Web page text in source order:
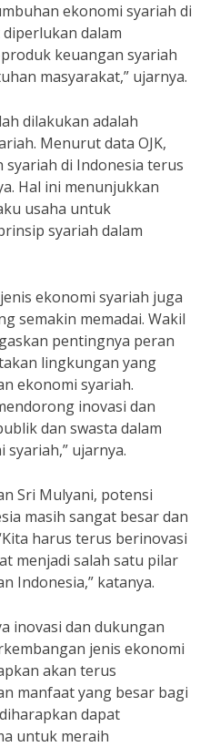
ekonomi syariah di
dalam
keuangan syariah
masyarakat,” ujarnya.
dilakukan adalah
Menurut data OJK,
di Indonesia terus
Hal ini menunjukkan
usaha untuk
syariah dalam
ekonomi syariah juga
semakin memadai. Wakil
pentingnya peran
lingkungan yang
ekonomi syariah.
inovasi dan
dan swasta dalam
ujarnya.
Sri Mulyani, potensi
masih sangat besar dan
harus terus berinovasi
menjadi salah satu pilar
Indonesia,” katanya.
inovasi dan dukungan
jenis ekonomi
akan terus
manfaat yang besar bagi
dapat
untuk meraih